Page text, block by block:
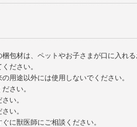
包材は、ペットやお子さまが口に入れる
ださい。
用途以外には使用しないでください。
さい。
い。
い。
に獣医師にご相談ください。